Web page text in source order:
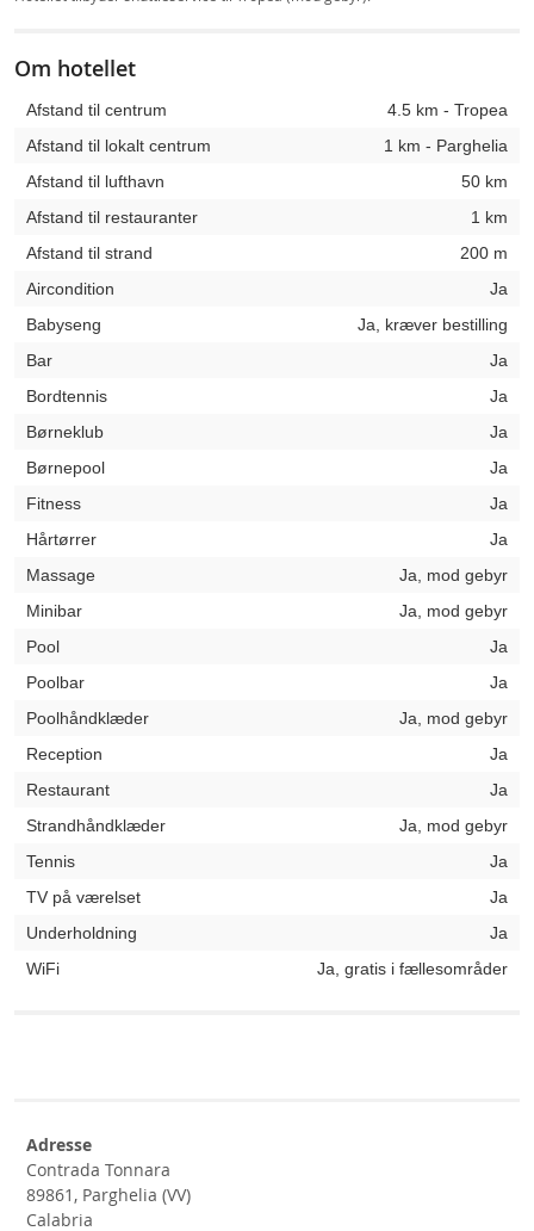
Om hotellet
Afstand til centrum
4.5 km - Tropea
Afstand til lokalt centrum
1 km - Parghelia
Afstand til lufthavn
50 km
Afstand til restauranter
1 km
Afstand til strand
200 m
Aircondition
Ja
Babyseng
Ja, kræver bestilling
Bar
Ja
Bordtennis
Ja
Børneklub
Ja
Børnepool
Ja
Fitness
Ja
Hårtørrer
Ja
Massage
Ja, mod gebyr
Minibar
Ja, mod gebyr
Pool
Ja
Poolbar
Ja
Poolhåndklæder
Ja, mod gebyr
Reception
Ja
Restaurant
Ja
Strandhåndklæder
Ja, mod gebyr
Tennis
Ja
TV på værelset
Ja
Underholdning
Ja
WiFi
Ja, gratis i fællesområder
Adresse
Contrada Tonnara
89861, Parghelia (VV)
Calabria